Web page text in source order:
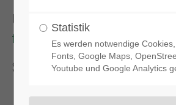
Register|Lost your password?
Um Ihren Spoiler zu bestellen, klicken Sie
functional-design-de.myshopify.com
Sie gelangen dann zu unseremonline-Shop.
Statistik
Es werden notwendige
Fonts, Google Maps,
Youtube und Google Analytics